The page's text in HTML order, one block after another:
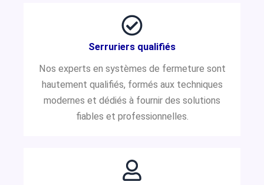
Serruriers qualifiés
Nos experts en systèmes de fermeture sont
hautement qualifiés, formés aux techniques
modernes et dédiés à fournir des solutions
fiables et professionnelles.